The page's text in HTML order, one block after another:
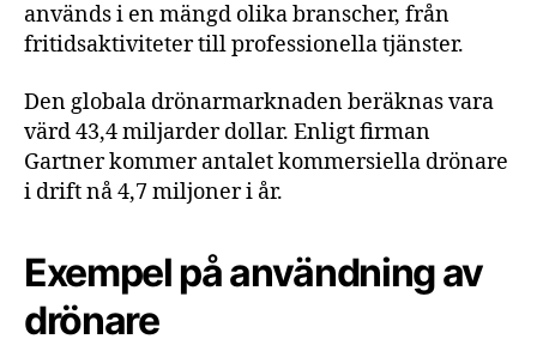
används i en mängd olika branscher, från
fritidsaktiviteter till professionella tjänster.
Den globala drönarmarknaden beräknas vara
värd 43,4 miljarder dollar. Enligt firman
Gartner kommer antalet kommersiella drönare
i drift nå 4,7 miljoner i år.
Exempel på användning av
drönare